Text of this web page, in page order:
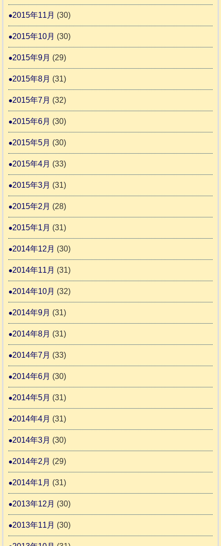
2015年11月 (30)
2015年10月 (30)
2015年9月 (29)
2015年8月 (31)
2015年7月 (32)
2015年6月 (30)
2015年5月 (30)
2015年4月 (33)
2015年3月 (31)
2015年2月 (28)
2015年1月 (31)
2014年12月 (30)
2014年11月 (31)
2014年10月 (32)
2014年9月 (31)
2014年8月 (31)
2014年7月 (33)
2014年6月 (30)
2014年5月 (31)
2014年4月 (31)
2014年3月 (30)
2014年2月 (29)
2014年1月 (31)
2013年12月 (30)
2013年11月 (30)